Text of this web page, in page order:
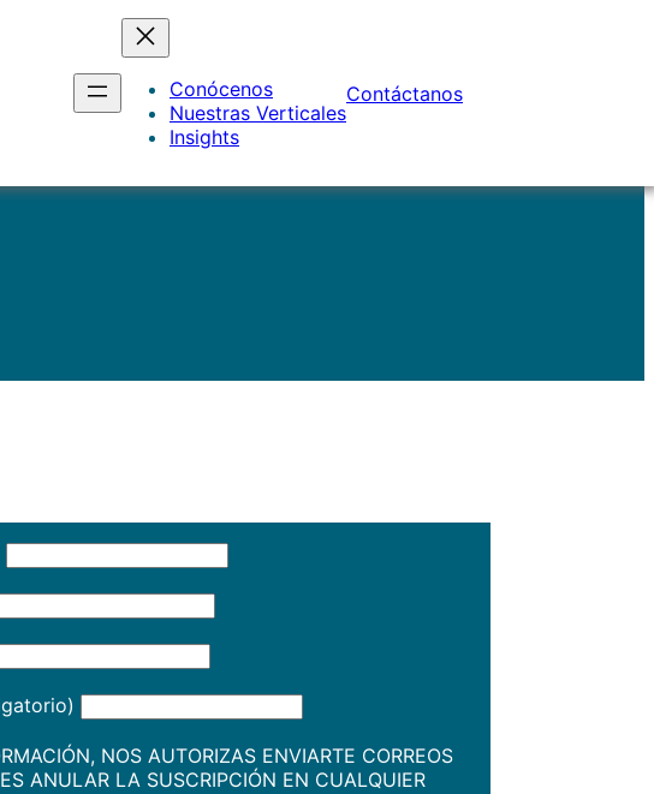
Conócenos
Nuestras Verticales
Insights
Contáctanos
NOS AUTORIZAS ENVIARTE CORREOS
ANULAR LA SUSCRIPCIÓN EN CUALQUIER